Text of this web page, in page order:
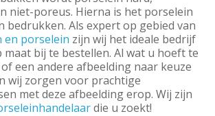
niet-poreus. Hierna is het porselein
bedrukken. Als expert op gebied van
en porselein zijn wij het ideale bedrijf
bij te bestellen. Al wat u hoeft te
een andere afbeelding naar keuze
wij zorgen voor prachtige
met deze afbeelding erop. Wij zijn
die u zoekt!